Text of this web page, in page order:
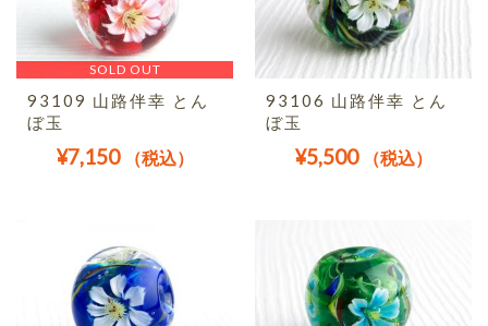
SOLD OUT
93109 山路伴幸 とん
ぼ玉
¥7,150 （税込）
93106 山路伴幸 とん
ぼ玉
¥5,500 （税込）